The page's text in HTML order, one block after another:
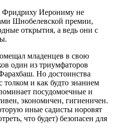
Фридриху Иерониму не
Шнобелевской премии,
открытия, а ведь они с
младенцев в свою
один из триумфаторов
Но достоинства
толком и как будто знанием
посудомоечные и
экономичен, гигиеничен.
иные садисты норовят
что будет) безопасен для